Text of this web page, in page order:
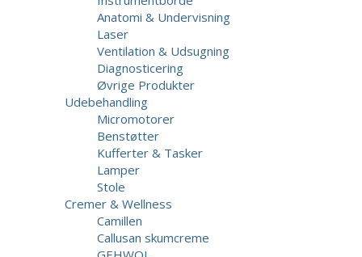
Anatomi & Undervisning
Laser
Ventilation & Udsugning
Diagnosticering
Øvrige Produkter
Udebehandling
Micromotorer
Benstøtter
Kufferter & Tasker
Lamper
Stole
Cremer & Wellness
Camillen
Callusan skumcreme